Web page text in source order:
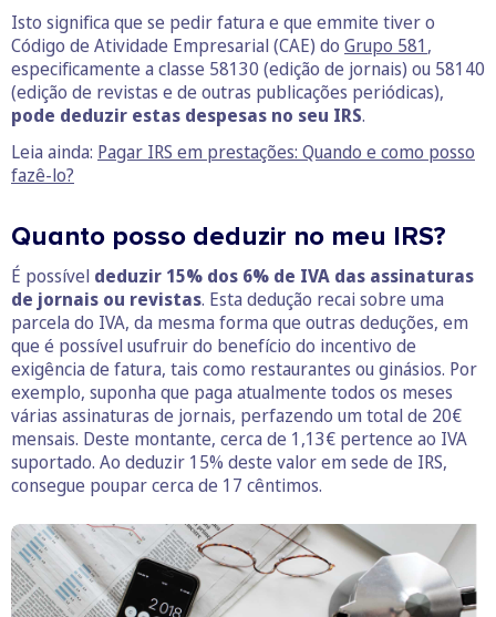
Isto significa que se pedir fatura e que emmite tiver o
Código de Atividade Empresarial (CAE) do Grupo 581 ,
especificamente a classe 58130 (edição de jornais) ou 58140
(edição de revistas e de outras publicações periódicas),
pode deduzir estas despesas no seu IRS.
Leia ainda: Pagar IRS em prestações: Quando e como posso
fazê-lo?
Quanto posso deduzir no meu IRS?
É possível deduzir 15% dos 6% de IVA das assinaturas
de jornais ou revistas. Esta dedução recai sobre uma
parcela do IVA, da mesma forma que outras deduções, em
que é possível usufruir do benefício do incentivo de
exigência de fatura, tais como restaurantes ou ginásios. Por
exemplo, suponha que paga atualmente todos os meses
várias assinaturas de jornais, perfazendo um total de 20€
mensais. Deste montante, cerca de 1,13€ pertence ao IVA
suportado. Ao deduzir 15% deste valor em sede de IRS,
consegue poupar cerca de 17 cêntimos.